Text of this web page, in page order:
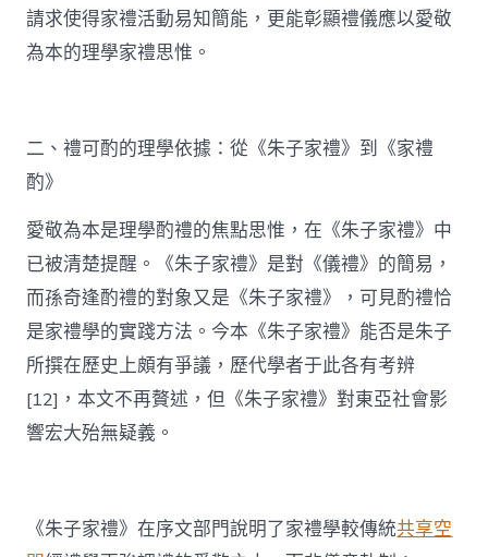
請求使得家禮活動易知簡能，更能彰顯禮儀應以愛敬
為本的理學家禮思惟。
二、禮可酌的理學依據：從《朱子家禮》到《家禮
酌》
愛敬為本是理學酌禮的焦點思惟，在《朱子家禮》中
已被清楚提醒。《朱子家禮》是對《儀禮》的簡易，
而孫奇逢酌禮的對象又是《朱子家禮》，可見酌禮恰
是家禮學的實踐方法。今本《朱子家禮》能否是朱子
所撰在歷史上頗有爭議，歷代學者于此各有考辨
[12]，本文不再贅述，但《朱子家禮》對東亞社會影
響宏大殆無疑義。
《朱子家禮》在序文部門說明了家禮學較傳統共享空